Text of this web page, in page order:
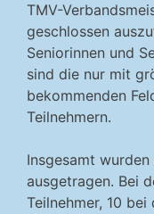
TMV-
geschlossen
Seniorinnen und
sind die nur mit
bekommenden
Teilnehmern.
Insgesamt
ausgetragen. Bei
Teilnehmer, 10